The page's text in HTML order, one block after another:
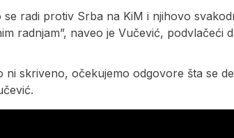
se radi protiv Srba na KiM i njihovo
radnjam”, naveo je Vučević, podvlačeći
ni skriveno, očekujemo odgovore šta se